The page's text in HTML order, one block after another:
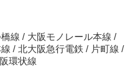
線 / 大阪モノレール本線 /
/ 北大阪急行電鉄 / 片町線 /
環状線